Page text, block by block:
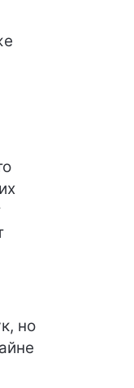
но